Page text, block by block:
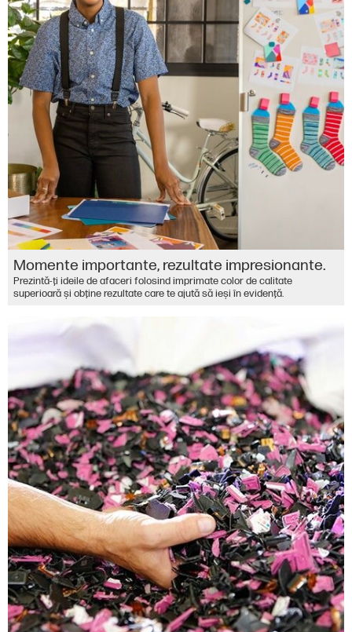
Momente importante, rezultate impresionante.
Prezintă-ţi ideile de afaceri folosind imprimate color de calitate
superioară şi obţine rezultate care te ajută să ieşi în evidenţă.